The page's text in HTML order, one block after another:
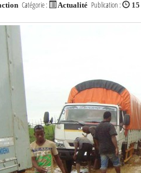
Catégorie : Actualité Publication :